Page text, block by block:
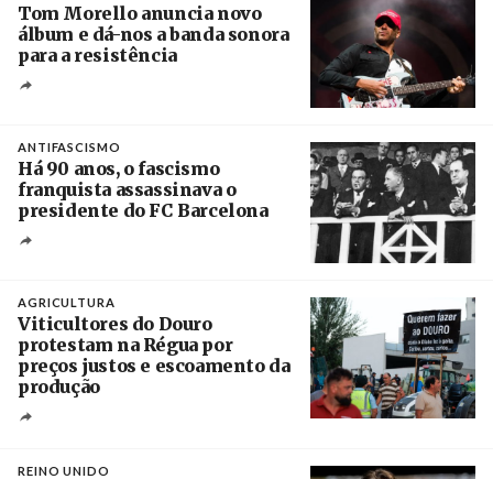
Tom Morello anuncia novo
álbum e dá-nos a banda sonora
para a resistência
ANTIFASCISMO
Há 90 anos, o fascismo
franquista assassinava o
presidente do FC Barcelona
AGRICULTURA
Viticultores do Douro
protestam na Régua por
preços justos e escoamento da
produção
REINO UNIDO